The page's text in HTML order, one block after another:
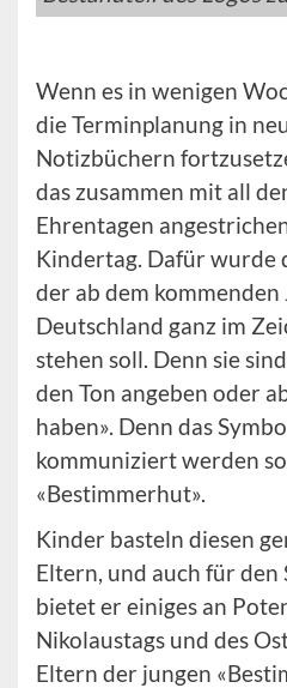
Wenn es in wenigen
die Terminplanung in
Notizbüchern
das zusammen mit all
Ehrentagen
Kindertag. Dafür wurde
der ab dem kommenden
Deutschland ganz im
stehen soll. Denn sie
den Ton angeben oder
haben». Denn das
kommuniziert werden
«Bestimmerhut».
Kinder basteln diesen
Eltern, und auch für
bietet er einiges an
Nikolaustags und des
Eltern der jungen